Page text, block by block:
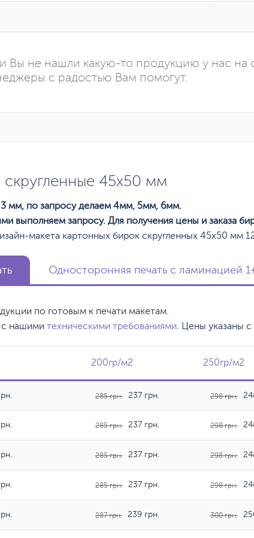
Вы не нашли какую-то продукцию у нас
с радостью Вам помогут.
45х50 мм
мм, по запросу делаем 4мм, 5мм, 6мм.
выполняем запросу. Для получения цены и заказа
макета картонных бирок скругленных 45х50 мм
Односторонняя печать с ламинацией
по готовым к печати макетам.
с нашими техническими требованиями. Цены указаны
200гр/м2 250гр/м2
200гр/м2 250гр/м2
285 грн. 237 грн. 298 грн.
285 грн. 237 грн. 298 грн.
285 грн. 237 грн. 298 грн.
285 грн. 237 грн. 298 грн.
287 грн. 239 грн. 300 грн.